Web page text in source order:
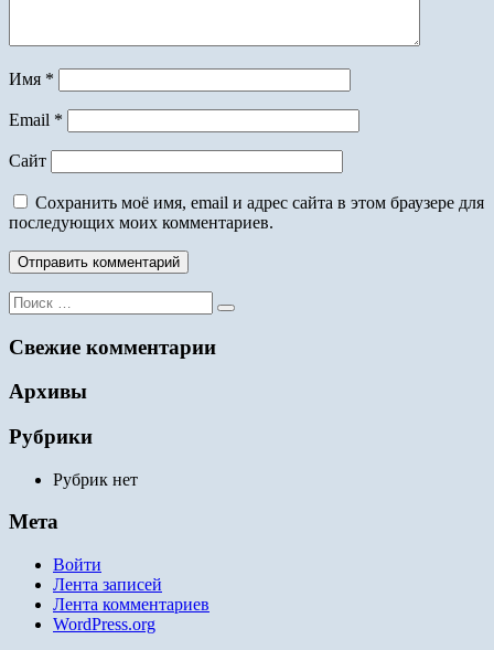
Имя *
Email *
Сайт
Сохранить моё имя, email и адрес сайта в этом браузере для
последующих моих комментариев.
Поиск
для:
Свежие комментарии
Архивы
Рубрики
Рубрик нет
Мета
Войти
Лента записей
Лента комментариев
WordPress.org